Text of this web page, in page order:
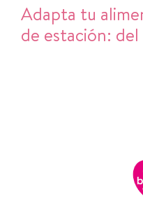
Adapta tu
de estación: